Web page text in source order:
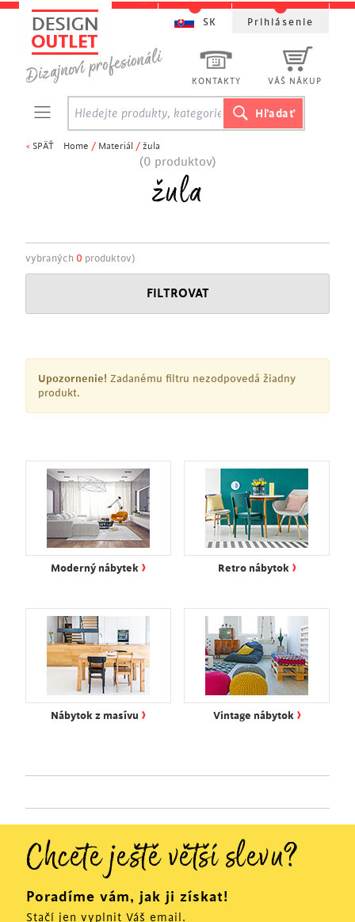
< SPÄŤ Home / Materiál / žula
(0 produktov)
žula
vybraných 0 produktov)
FILTROVAT
Upozornenie! Zadanému filtru nezodpovedá žiadny
produkt.
Moderný nábytek › Retro nábytok ›
Nábytok z masívu › Vintage nábytok ›
KONTAKTY VÁŠ NÁKUP
SK Prihlásenie
Chcete ještě větší slevu?
Poradíme vám, jak ji získat!
Stačí jen vyplnit Váš email.